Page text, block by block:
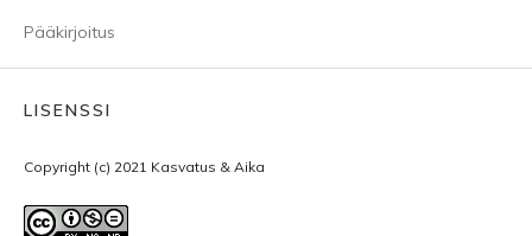
Pääkirjoitus
LISENSSI
Copyright (c) 2021 Kasvatus & Aika